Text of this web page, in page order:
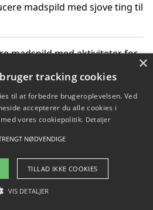
madspild med sjove ting til
madspild med aktiviteter for
måltidskasser i Vejle
Blog Betingelser
×
tracking cookies
til at forbedre brugeroplevelsen. Ved
accepterer du alle cookies i
vores cookiepolitik. Detaljer
NØDVENDIGE
TILLAD IKKE COOKIES
VIS DETALJER